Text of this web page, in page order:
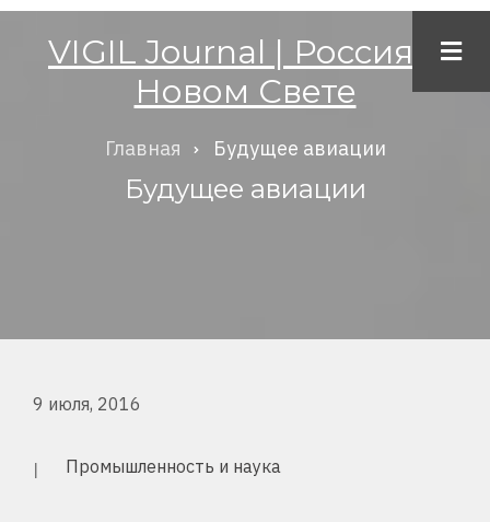
VIGIL Journal | Россия в
Новом Свете
Строка
навигации
Главная Будущее авиации
Будущее авиации
9 июля, 2016
Промышленность и наука